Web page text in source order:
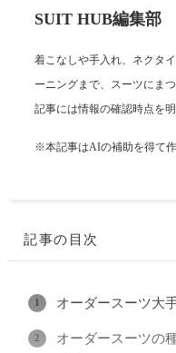
SUIT HUB編集部
着こなしや手入れ、ネクタ
ーニングまで、スーツにま
記事には情報の確認時点を
※本記事はAIの補助を得て
記事の目次
オーダースーツ大
オーダースーツの